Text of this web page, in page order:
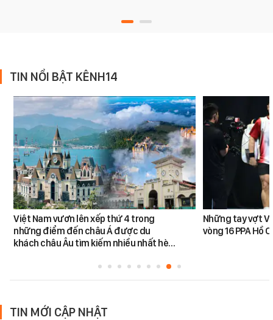
TIN NỔI BẬT KÊNH14
Việt Nam vươn lên xếp thứ 4 trong
những điểm đến châu Á được du
khách châu Âu tìm kiếm nhiều nhất hè…
Những tay vợt
vòng 16 PPA Hồ
TIN MỚI CẬP NHẬT